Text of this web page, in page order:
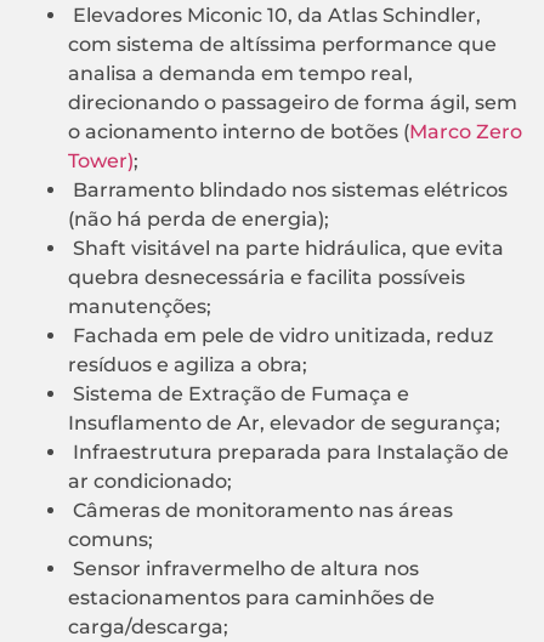
Elevadores Miconic 10, da Atlas Schindler,
com sistema de altíssima performance que
analisa a demanda em tempo real,
direcionando o passageiro de forma ágil, sem
o acionamento interno de botões (Marco Zero
Tower);
Barramento blindado nos sistemas elétricos
(não há perda de energia);
Shaft visitável na parte hidráulica, que evita
quebra desnecessária e facilita possíveis
manutenções;
Fachada em pele de vidro unitizada, reduz
resíduos e agiliza a obra;
Sistema de Extração de Fumaça e
Insuflamento de Ar, elevador de segurança;
Infraestrutura preparada para Instalação de
ar condicionado;
Câmeras de monitoramento nas áreas
comuns;
Sensor infravermelho de altura nos
estacionamentos para caminhões de
carga/descarga;